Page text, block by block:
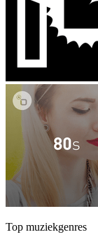
Top muziekgenres